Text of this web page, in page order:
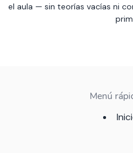
el aula — sin teorías vacías ni
Menú